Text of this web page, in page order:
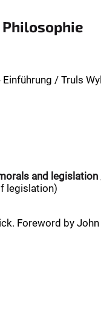
/ Truls
and legislation
legislation)
Foreword by